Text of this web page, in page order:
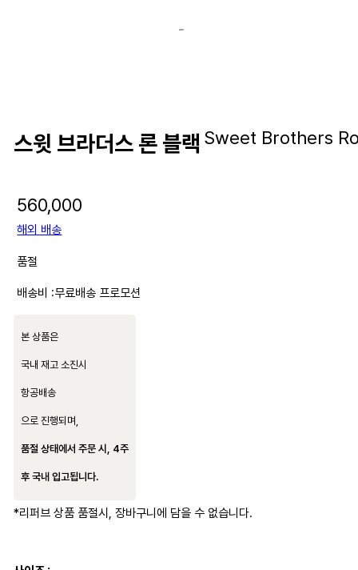
스윗 브라더스 론 블랙 Sweet Brothers
560,000
해외 배송
품절
배송비 :무료배송 프로모션
본 상품은
국내 재고 소진시
항공배송
으로 진행되며,
품절 상태에서 주문 시, 4주
후 국내 입고됩니다.
*리퍼브 상품 품절시, 장바구니에 담을 수 없습니다.